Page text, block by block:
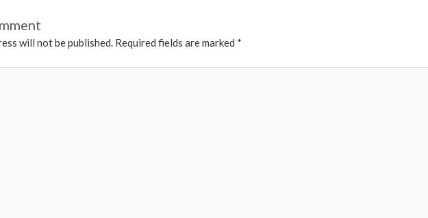
will not be published. Required fields are marked *